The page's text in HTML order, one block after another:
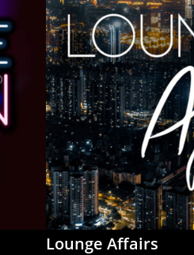
Lounge Affairs